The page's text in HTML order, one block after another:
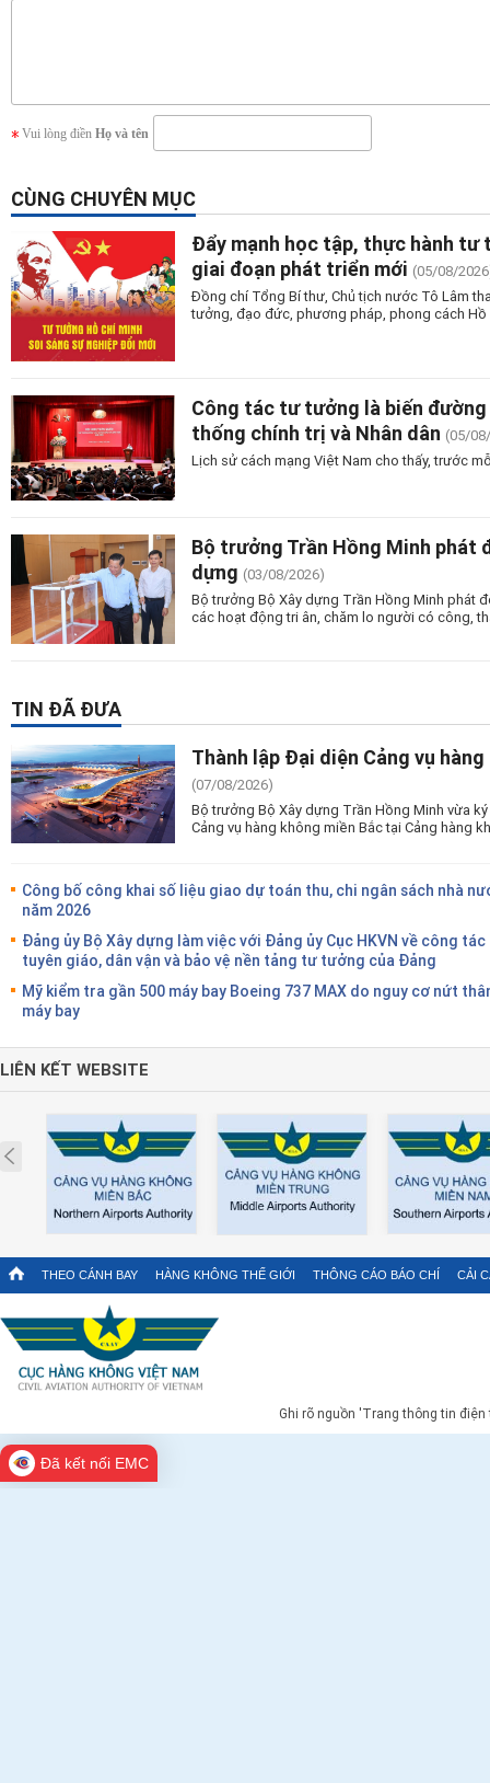
Vui lòng điền Họ và tên
CÙNG CHUYÊN MỤC
Đẩy mạnh học tập, thực hành tư
giai đoạn phát triển mới (05/08/
Đồng chí Tổng Bí thư, Chủ tịch nước Tô Lâm
tưởng, đạo đức, phương pháp, phong cách
Công tác tư tưởng là biến
thống chính trị và Nhân dân (05/
Lịch sử cách mạng Việt Nam cho thấy, trước
Bộ trưởng Trần Hồng Minh phát
dựng (03/08/2026)
Bộ trưởng Bộ Xây dựng Trần Hồng Minh phát
các hoạt động tri ân, chăm lo người có công,
TIN ĐÃ ĐƯA
Thành lập Đại diện Cảng vụ
(07/08/2026)
Bộ trưởng Bộ Xây dựng Trần Hồng Minh vừa
Cảng vụ hàng không miền Bắc tại Cảng hàng
Công bố công khai số liệu giao dự toán thu, chi ngân sách nhà
năm 2026
Đảng ủy Bộ Xây dựng làm việc với Đảng ủy Cục HKVN về công tác
tuyên giáo, dân vận và bảo vệ nền tảng tư tưởng của Đảng
Mỹ kiểm tra gần 500 máy bay Boeing 737 MAX do nguy cơ nứt
máy bay
LIÊN KẾT WEBSITE
Prev
THEO CÁNH BAY HÀNG KHÔNG THẾ GIỚI THÔNG CÁO BÁO CHÍ CẢI
Ghi rõ nguồn 'Trang thông tin
Đã kết nối EMC